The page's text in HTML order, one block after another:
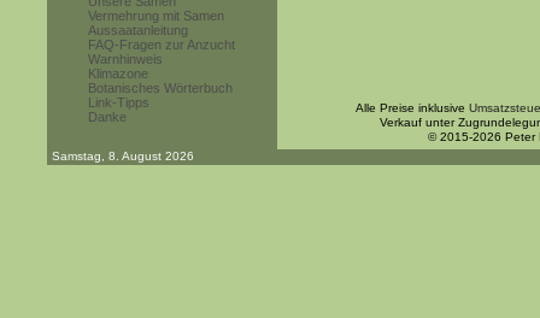
Vermehrung mit Samen
Aussaatanleitung
FAQ-Fragen zur Anzucht
Warnhinweis
Klimazone
Botanisches Wörterbuch
Link-Tipps
Danke
Alle Preise inklusive
Verkauf unter
© 2015-2026 Peter
Samstag, 8. August 2026